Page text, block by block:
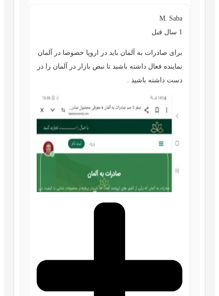
M. Saba
1 سال قبل
برای صادرات به آلمان باید در اروپا خصوصا در آلمان
نماینده فعال داشته باشید تا نبض بازار در آلمان را در
دست داشته باشید .